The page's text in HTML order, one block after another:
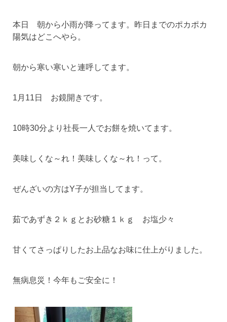
本日 朝から小雨が降ってます。昨日までのポカポカ
陽気はどこへやら。
朝から寒い寒いと連呼してます。
1月11日 お鏡開きです。
10時30分より社長一人でお餅を焼いてます。
美味しくな～れ！美味しくな～れ！って。
ぜんざいの方はY子が担当してます。
茹であずき２ｋｇとお砂糖１ｋｇ お塩少々
甘くてさっぱりしたお上品なお味に仕上がりました。
無病息災！今年もご安全に！